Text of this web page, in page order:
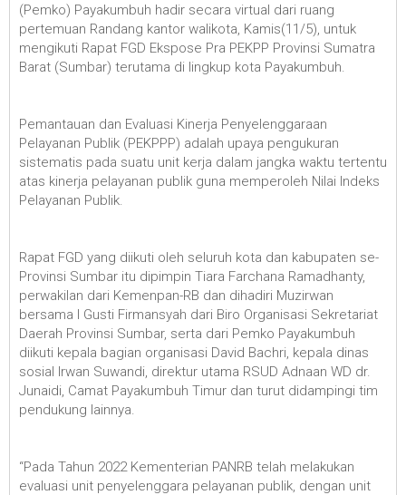
(Pemko) Payakumbuh hadir secara virtual dari ruang
pertemuan Randang kantor walikota, Kamis(11/5), untuk
mengikuti Rapat FGD Ekspose Pra PEKPP Provinsi Sumatra
Barat (Sumbar) terutama di lingkup kota Payakumbuh.
Pemantauan dan Evaluasi Kinerja Penyelenggaraan
Pelayanan Publik (PEKPPP) adalah upaya pengukuran
sistematis pada suatu unit kerja dalam jangka waktu tertentu
atas kinerja pelayanan publik guna memperoleh Nilai Indeks
Pelayanan Publik.
Rapat FGD yang diikuti oleh seluruh kota dan kabupaten se-
Provinsi Sumbar itu dipimpin Tiara Farchana Ramadhanty,
perwakilan dari Kemenpan-RB dan dihadiri Muzirwan
bersama I Gusti Firmansyah dari Biro Organisasi Sekretariat
Daerah Provinsi Sumbar, serta dari Pemko Payakumbuh
diikuti kepala bagian organisasi David Bachri, kepala dinas
sosial Irwan Suwandi, direktur utama RSUD Adnaan WD dr.
Junaidi, Camat Payakumbuh Timur dan turut didampingi tim
pendukung lainnya.
“Pada Tahun 2022 Kementerian PANRB telah melakukan
evaluasi unit penyelenggara pelayanan publik, dengan unit